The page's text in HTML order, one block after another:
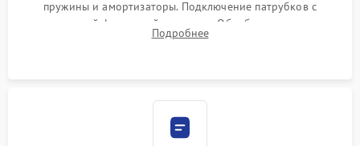
пружины и амортизаторы. Подключение патрубков с
надежной фиксацией хомутами. Обработка стыков
герметиком для предотвращения возможных протечек воды.
Подробнее